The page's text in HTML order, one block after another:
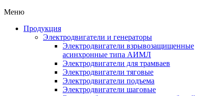
Меню
Продукция
Электродвигатели и генераторы
Электродвигатели взрывозащищенные
асинхронные типа АИМЛ
Электродвигатели для трамваев
Электродвигатели тяговые
Электродвигатели подъема
Электродвигатели шаговые